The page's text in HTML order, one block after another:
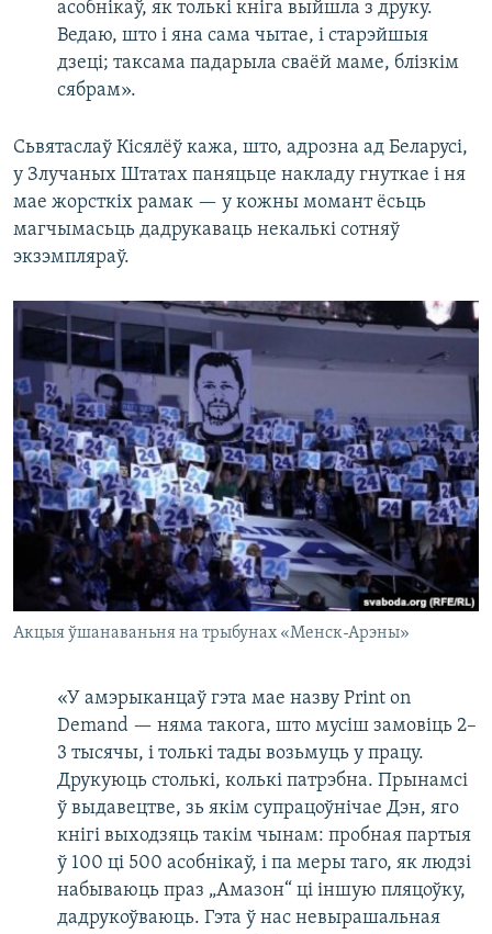
асобнікаў, як толькі кніга выйшла з друку.
Ведаю, што і яна сама чытае, і старэйшыя
дзеці; таксама падарыла сваёй маме, блізкім
сябрам».
Сьвятаслаў Кісялёў кажа, што, адрозна ад Беларусі,
у Злучаных Штатах паняцьце накладу гнуткае і ня
мае жорсткіх рамак — у кожны момант ёсьць
магчымасьць дадрукаваць некалькі сотняў
экзэмпляраў.
Акцыя ўшанаваньня на трыбунах «Менск-Арэны»
«У амэрыканцаў гэта мае назву Print on
Demand — няма такога, што мусіш замовіць 2–
3 тысячы, і толькі тады возьмуць у працу.
Друкуюць столькі, колькі патрэбна. Прынамсі
ў выдавецтве, зь якім супрацоўнічае Дэн, яго
кнігі выходзяць такім чынам: пробная партыя
ў 100 ці 500 асобнікаў, і па меры таго, як людзі
набываюць праз „Амазон“ ці іншую пляцоўку,
дадрукоўваюць. Гэта ў нас невырашальная